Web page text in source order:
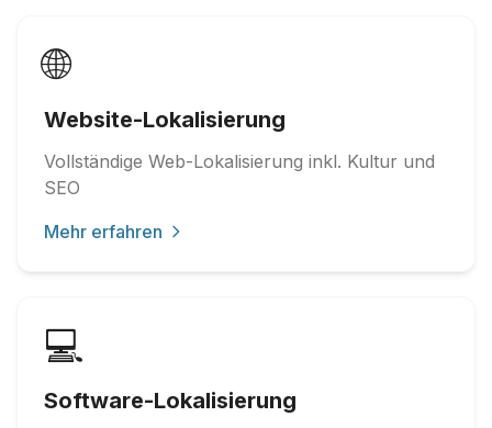
🌐
Website-Lokalisierung
Vollständige Web-Lokalisierung inkl. Kultur und
SEO
Mehr erfahren
💻
Software-Lokalisierung